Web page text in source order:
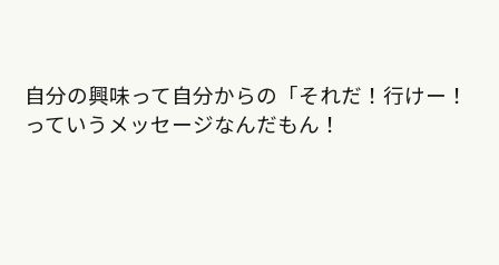
自分の興味って自分からの「それだ！行けー！
っていうメッセージなんだもん！